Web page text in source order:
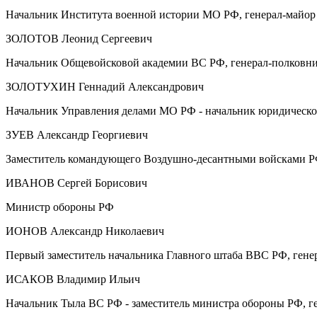
Начальник Института военной истории МО РФ, генерал-майор
ЗОЛОТОВ Леонид Сергеевич
Начальник Общевойсковой академии ВС РФ, генерал-
ЗОЛОТУХИН Геннадий Александрович
Начальник Управления делами МО РФ - начальник
ЗУЕВ Александр Георгиевич
Заместитель командующего Воздушно-десантными войсками
ИВАНОВ Сергей Борисович
Министр обороны РФ
ИОНОВ Александр Николаевич
Первый заместитель начальника Главного штаба ВВС РФ,
ИСАКОВ Владимир Ильич
Начальник Тыла ВС РФ - заместитель министра обороны РФ,